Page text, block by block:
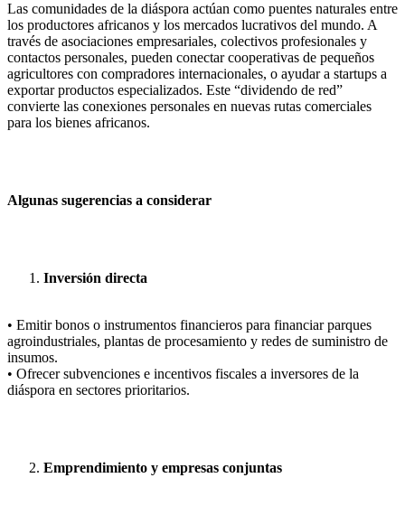
Las comunidades de la diáspora actúan como puentes naturales entre
los productores africanos y los mercados lucrativos del mundo. A
través de asociaciones empresariales, colectivos profesionales y
contactos personales, pueden conectar cooperativas de pequeños
agricultores con compradores internacionales, o ayudar a startups a
exportar productos especializados. Este “dividendo de red”
convierte las conexiones personales en nuevas rutas comerciales
para los bienes africanos.
Algunas sugerencias a considerar
Inversión directa
• Emitir bonos o instrumentos financieros para financiar parques
agroindustriales, plantas de procesamiento y redes de suministro de
insumos.
• Ofrecer subvenciones e incentivos fiscales a inversores de la
diáspora en sectores prioritarios.
Emprendimiento y empresas conjuntas